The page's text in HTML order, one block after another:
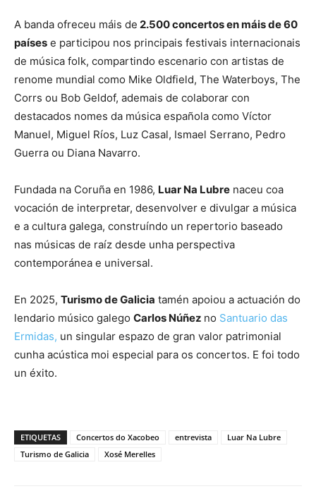
A banda ofreceu máis de 2.500 concertos en máis de 60
países e participou nos principais festivais internacionais
de música folk, compartindo escenario con artistas de
renome mundial como Mike Oldfield, The Waterboys, The
Corrs ou Bob Geldof, ademais de colaborar con
destacados nomes da música española como Víctor
Manuel, Miguel Ríos, Luz Casal, Ismael Serrano, Pedro
Guerra ou Diana Navarro.
Fundada na Coruña en 1986, Luar Na Lubre naceu coa
vocación de interpretar, desenvolver e divulgar a música
e a cultura galega, construíndo un repertorio baseado
nas músicas de raíz desde unha perspectiva
contemporánea e universal.
En 2025, Turismo de Galicia tamén apoiou a actuación do
lendario músico galego Carlos Núñez no Santuario das
Ermidas, un singular espazo de gran valor patrimonial
cunha acústica moi especial para os concertos. E foi todo
un éxito.
ETIQUETAS Concertos do Xacobeo entrevista
Luar Na Lubre
Turismo de Galicia
Xosé Merelles